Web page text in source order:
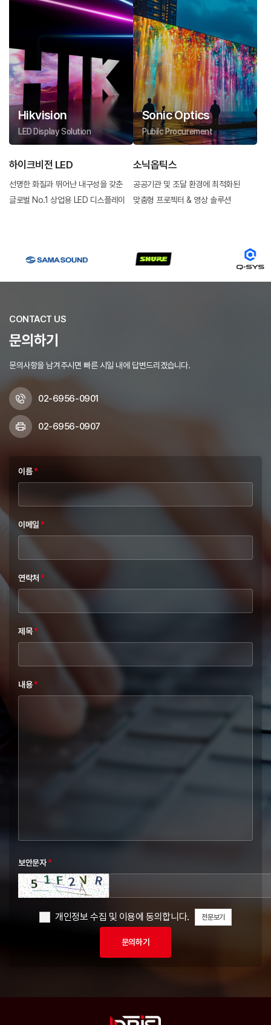
Hikvision
LED Display Solution
하이크비전 LED
선명한 화질과 뛰어난 내구성을 갖춘
글로벌 No.1 상업용 LED 디스플레이
Sonic Optics
Pubilc Procurement
소닉옵틱스
공공기관 및 조달 환경에 최적화된
맞춤형 프로젝터 & 영상 솔루션
CONTACT US
문의하기
문의사항을 남겨주시면 빠른 시일 내에 답변드리겠습니다.
02-6956-0901
02-6956-0907
이름*
이메일 *
연락처 *
제목*
내용*
보안문자*
개인정보 수집 및 이용에 동의합니다. 전문보기
문의하기